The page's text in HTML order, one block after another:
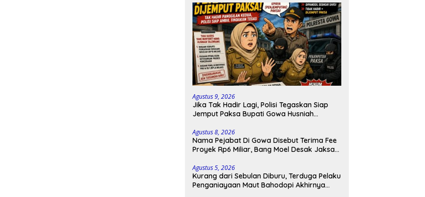
Agustus 9, 2026
Jika Tak Hadir Lagi, Polisi Tegaskan Siap
Jemput Paksa Bupati Gowa Husniah
Agustus 8, 2026
Nama Pejabat Di Gowa Disebut Terima Fee
Proyek Rp6 Miliar, Bang Moel Desak Jaksa
Agustus 5, 2026
Kurang dari Sebulan Diburu, Terduga Pelaku
Penganiayaan Maut Bahodopi Akhirnya